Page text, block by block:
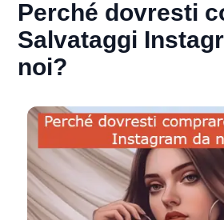
Perché dovresti
Salvataggi
noi?